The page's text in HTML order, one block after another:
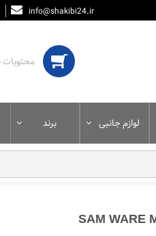
info@shakibi24.ir
لوازم جانبی برند